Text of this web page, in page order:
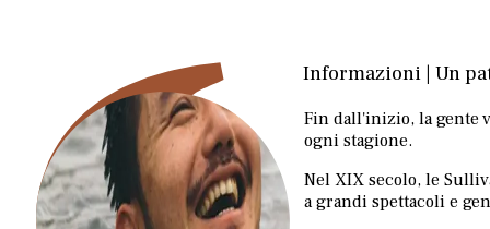
Informazioni | Un
Fin dall'inizio, la gente
ogni stagione.
Nel XIX secolo, le
a grandi spettacoli e